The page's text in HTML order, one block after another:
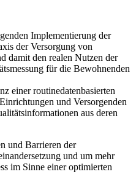
Implementierung der
der Versorgung von
damit den realen Nutzen der
für die Bewohnenden
einer routinedatenbasierten
und Versorgenden
aus deren
und Barrieren der
und um mehr
im Sinne einer optimierten